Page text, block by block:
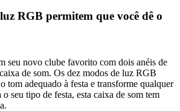
RGB permitem que você dê o
seu novo clube favorito com dois anéis de
de som. Os dez modos de luz RGB
tom adequado à festa e transforme qualquer
seu tipo de festa, esta caixa de som tem